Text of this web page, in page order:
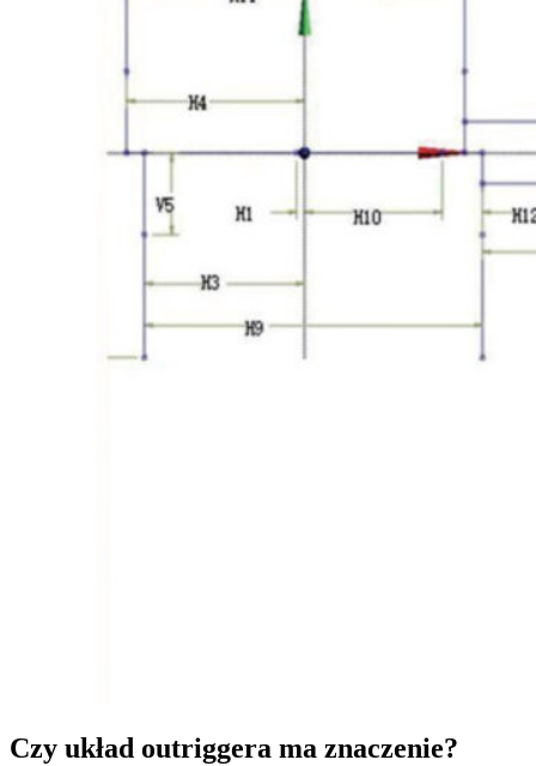
Czy układ outriggera ma znaczenie?